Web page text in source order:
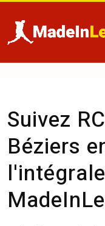
Suivez
Béziers